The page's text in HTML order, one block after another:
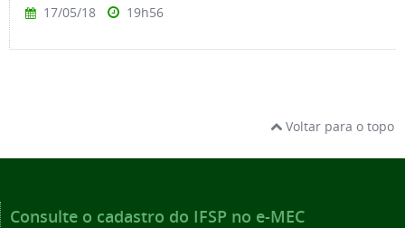
17/05/18 19h56
Voltar para o topo
Consulte o cadastro do IFSP no e-MEC